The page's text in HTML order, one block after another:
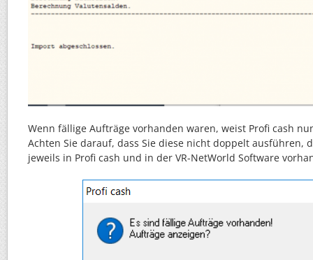
Wenn fällige Aufträge vorhanden waren, weist Profi cash
Achten Sie darauf, dass Sie diese nicht doppelt ausführen,
jeweils in Profi cash und in der VR-NetWorld Software